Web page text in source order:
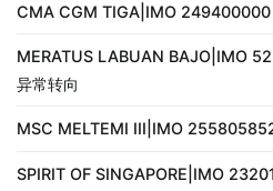
CMA CGM TIGA|IMO
MERATUS LABUAN BAJO|IMO
异常转向
MSC MELTEMI III|IMO
SPIRIT OF SINGAPORE|IMO